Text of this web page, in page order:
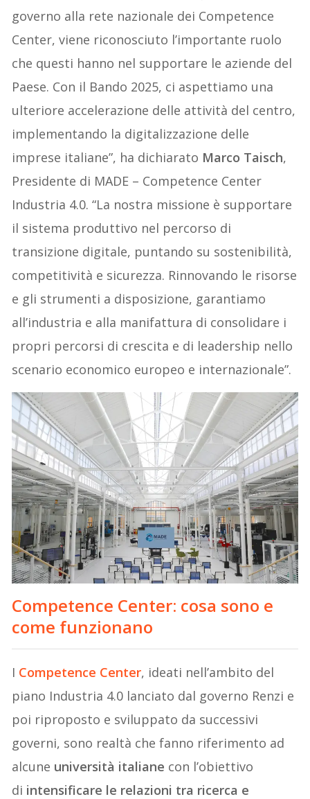
governo alla rete nazionale dei Competence
Center, viene riconosciuto l’importante ruolo
che questi hanno nel supportare le aziende del
Paese. Con il Bando 2025, ci aspettiamo una
ulteriore accelerazione delle attività del centro,
implementando la digitalizzazione delle
imprese italiane”, ha dichiarato Marco Taisch,
Presidente di MADE – Competence Center
Industria 4.0. “La nostra missione è supportare
il sistema produttivo nel percorso di
transizione digitale, puntando su sostenibilità,
competitività e sicurezza. Rinnovando le risorse
e gli strumenti a disposizione, garantiamo
all’industria e alla manifattura di consolidare i
propri percorsi di crescita e di leadership nello
scenario economico europeo e internazionale”.
Competence Center: cosa sono e
come funzionano
I Competence Center, ideati nell’ambito del
piano Industria 4.0 lanciato dal governo Renzi e
poi riproposto e sviluppato da successivi
governi, sono realtà che fanno riferimento ad
alcune università italiane con l’obiettivo
di intensificare le relazioni tra ricerca e